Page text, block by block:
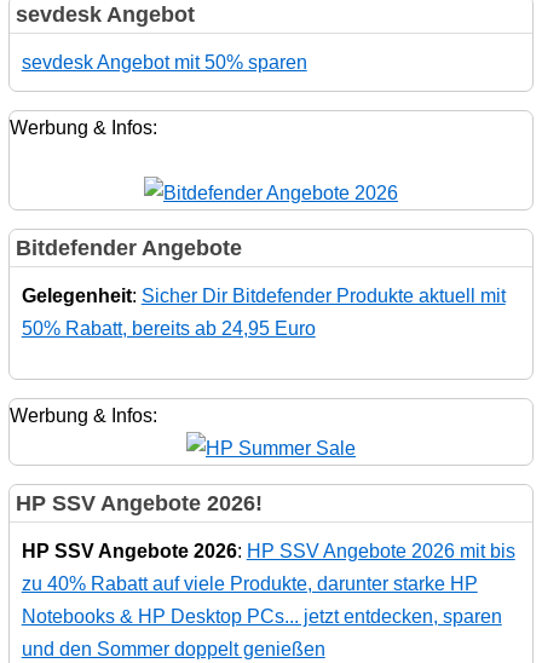
sevdesk Angebot
sevdesk Angebot mit 50% sparen
Werbung & Infos:
Bitdefender Angebote
Gelegenheit: Sicher Dir Bitdefender Produkte aktuell mit
50% Rabatt, bereits ab 24,95 Euro
Werbung & Infos:
HP SSV Angebote 2026!
HP SSV Angebote 2026: HP SSV Angebote 2026 mit bis
zu 40% Rabatt auf viele Produkte, darunter starke HP
Notebooks & HP Desktop PCs... jetzt entdecken, sparen
und den Sommer doppelt genießen